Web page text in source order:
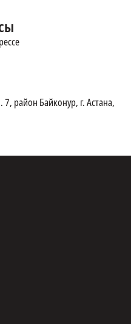
район Байконур, г. Астана,